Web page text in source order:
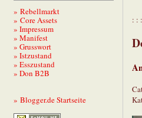
» Rebellmarkt
» Core Assets
» Impressum
» Manifest
» Grusswort
» Istzustand
» Esszustand
» Don B2B
» Blogger.de Startseite
: :